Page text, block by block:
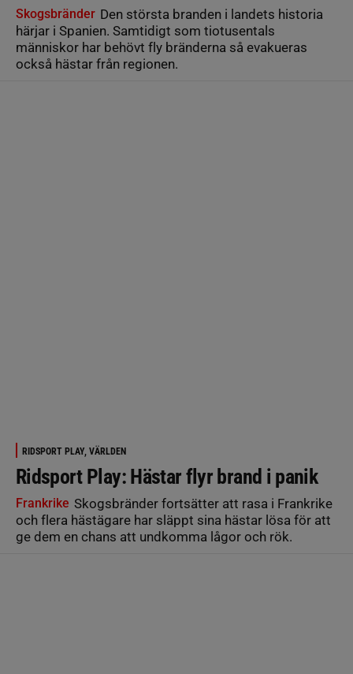
Skogsbränder Den största branden i landets historia
härjar i Spanien. Samtidigt som tiotusentals
människor har behövt fly bränderna så evakueras
också hästar från regionen.
RIDSPORT PLAY, VÄRLDEN
Ridsport Play: Hästar flyr brand i panik
Frankrike Skogsbränder fortsätter att rasa i Frankrike
och flera hästägare har släppt sina hästar lösa för att
ge dem en chans att undkomma lågor och rök.